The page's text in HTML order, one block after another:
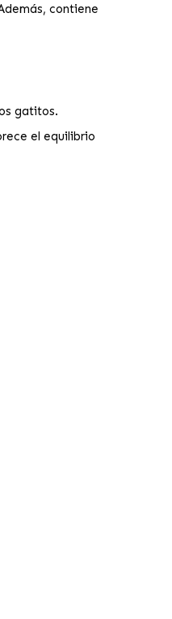
contiene
gatitos.
el equilibrio